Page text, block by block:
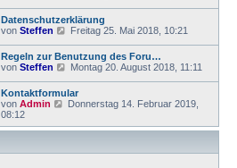
u
e
s
t
e
e
i
t
a
Datenschutzerklärung
von Steffen
N
e
s
t
e
r
e
Freitag 25. Mai 2018, 10:21
Regeln zur Benutzung des Foru…
von Steffen
N
u
e
s
e
B
Montag 20. August 2018, 11:11
Kontaktformular
von Admin
N
u
t
Donnerstag 14. Februar 2019,
08:12